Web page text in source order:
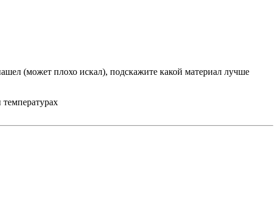
(может плохо искал), подскажите какой материал лучше